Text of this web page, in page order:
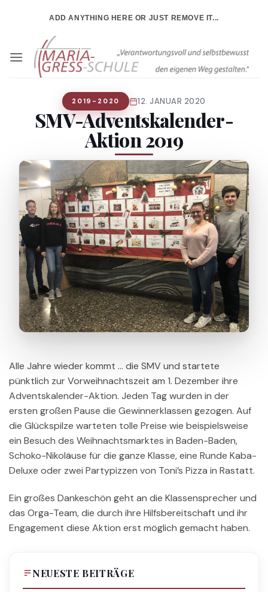
ADD ANYTHING HERE OR JUST REMOVE IT...
2019-2020 12. JANUAR 2020
SMV-Adventskalender-
Aktion 2019
Alle Jahre wieder kommt … die SMV und startete
pünktlich zur Vorweihnachtszeit am 1. Dezember ihre
Adventskalender-Aktion. Jeden Tag wurden in der
ersten großen Pause die Gewinnerklassen gezogen. Auf
die Glückspilze warteten tolle Preise wie beispielsweise
ein Besuch des Weihnachtsmarktes in Baden-Baden,
Schoko-Nikoläuse für die ganze Klasse, eine Runde Kaba-
Deluxe oder zwei Partypizzen von Toni’s Pizza in Rastatt.
Ein großes Dankeschön geht an die Klassensprecher und
das Orga-Team, die durch ihre Hilfsbereitschaft und ihr
Engagement diese Aktion erst möglich gemacht haben.
NEUESTE BEITRÄGE